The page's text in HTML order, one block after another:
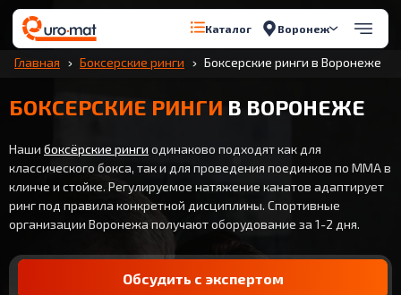
Каталог Воронеж
Главная Боксерские ринги Боксерские ринги в Воронеже
БОКСЕРСКИЕ РИНГИ В ВОРОНЕЖЕ
Наши боксёрские ринги одинаково подходят как для
классического бокса, так и для проведения поединков по ММА в
клинче и стойке. Регулируемое натяжение канатов адаптирует
ринг под правила конкретной дисциплины. Спортивные
организации Воронежа получают оборудование за 1-2 дня.
Обсудить с экспертом